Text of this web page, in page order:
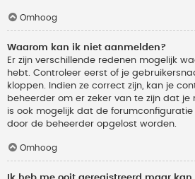
Omhoog
Waarom kan ik niet aanmelden?
Er zijn verschillende redenen mogelijk
hebt. Controleer eerst of je
kloppen. Indien ze correct zijn, kan je
beheerder om er zeker van te zijn dat je
is ook mogelijk dat de
door de beheerder opgelost worden.
Omhoog